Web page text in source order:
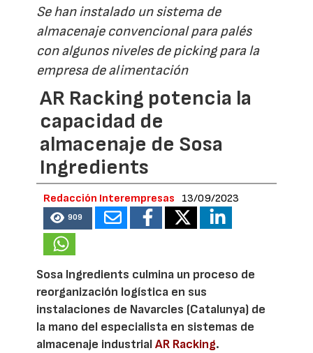
Se han instalado un sistema de
almacenaje convencional para palés
con algunos niveles de picking para la
empresa de alimentación
AR Racking potencia la
capacidad de
almacenaje de Sosa
Ingredients
Redacción Interempresas 13/09/2023
909
Sosa Ingredients culmina un proceso de
reorganización logística en sus
instalaciones de Navarcles (Catalunya) de
la mano del especialista en sistemas de
almacenaje industrialAR Racking.